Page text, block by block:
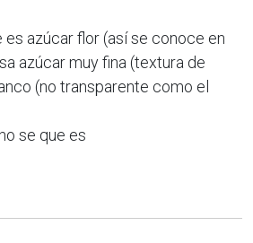
es azúcar flor (así se conoce en
azúcar muy fina (textura de
(no transparente como el
se que es